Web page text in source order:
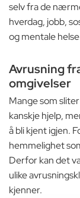
selv fra de
hverdag, jobb,
og mentale
Avrusning
omgivelser
Mange som
kanskje hjelp,
å bli kjent igjen.
hemmelighet
Derfor kan det
ulike
kjenner.